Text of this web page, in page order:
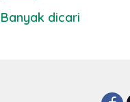
Banyak dicari